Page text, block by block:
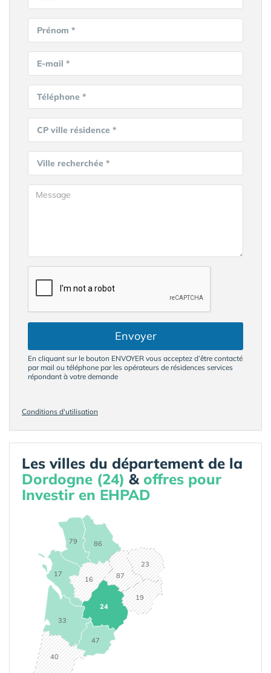
Prénom *
E-mail *
Téléphone *
CP ville résidence *
Ville recherchée *
Envoyer
En cliquant sur le bouton ENVOYER vous acceptez d’être contacté
par mail ou téléphone par les opérateurs de résidences services
répondant à votre demande
Conditions d'utilisation
Les villes du département de la
Dordogne (24) & offres pour
Investir en EHPAD
16
17
19
23
24
33
40
47
79 86
87